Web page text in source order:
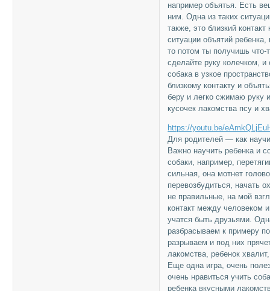
например объятья. Есть
ним. Одна из таких
также, это близкий
ситуации объятий
то потом ты получишь
сделайте руку колечком, и
собака в узкое
близкому контакту и
беру и легко сжимаю руку
кусочек лакомства псу и
https://youtu.be/
Для родителей — как
Важно научить ребенка и
собаки, например,
сильная, она мотнет
перевозбудиться, начать
не правильные, на мой
контакт между человеком
учатся быть друзьями.
разбрасываем к примеру
разрываем и под них
лакомства, ребенок
Еще одна игра, очень
очень нравиться учить
ребенка вкусными